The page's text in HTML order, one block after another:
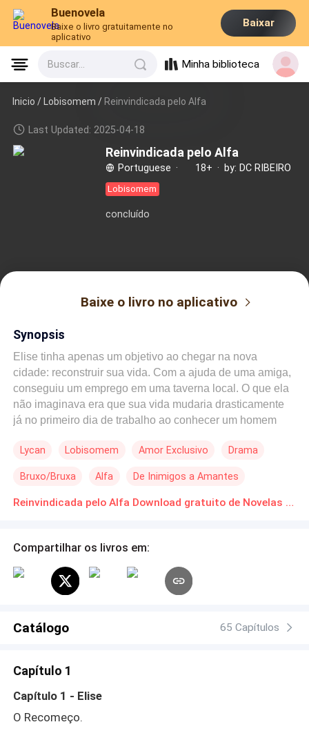
Buenovela
Baixe o livro gratuitamente no
aplicativo
Baixar
Buscar... Minha biblioteca
Inicio /Lobisomem / Reinvindicada pelo Alfa
Last Updated: 2025-04-18
Reinvindicada pelo Alfa
Portuguese · 18+ · by: DC RIBEIRO
Lobisomem
concluído
Baixe o livro no aplicativo
Synopsis
Elise tinha apenas um objetivo ao chegar na nova
cidade: reconstruir sua vida. Com a ajuda de uma amiga,
conseguiu um emprego em uma taverna local. O que ela
não imaginava era que sua vida mudaria drasticamente
já no primeiro dia de trabalho ao conhecer um homem
dominante de sua alcateia, carregava a expectativa de
herdeiro. Ainda assim, ele insistia em esperar pela
parceira destinada. O que não previa era encontrá-la — e
Lycan Lobisomem Amor Exclusivo Drama
Bruxo/Bruxa Alfa De Inimigos a Amantes
Reinvindicada pelo Alfa Download gratuito de Novelas Online em PDF
Compartilhar os livros em:
Catálogo 65 Capítulos
Capítulo 1
Capítulo 1 - Elise
O Recomeço.